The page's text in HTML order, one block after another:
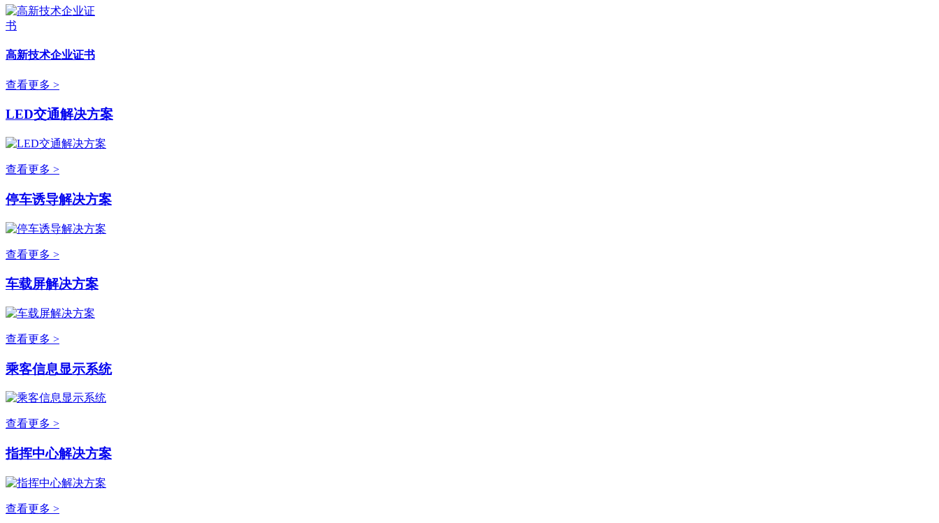
高新技术企业证书
查看更多 >
LED交通解决方案
查看更多 >
停车诱导解决方案
查看更多 >
车载屏解决方案
查看更多 >
乘客信息显示系统
查看更多 >
指挥中心解决方案
查看更多 >